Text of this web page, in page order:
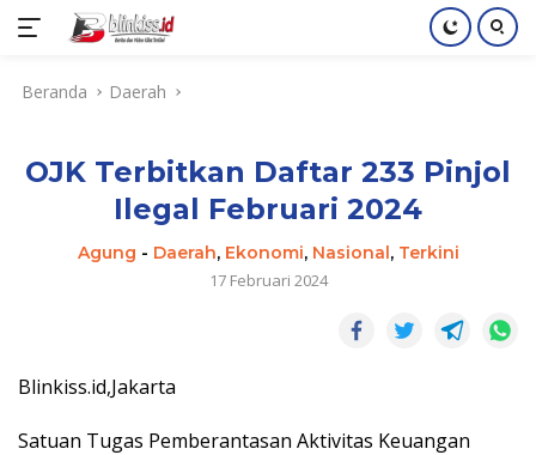
Beranda Daerah
OJK Terbitkan Daftar 233 Pinjol
Ilegal Februari 2024
Agung - Daerah, Ekonomi, Nasional, Terkini
17 Februari 2024
Blinkiss.id,Jakarta
Satuan Tugas Pemberantasan Aktivitas Keuangan